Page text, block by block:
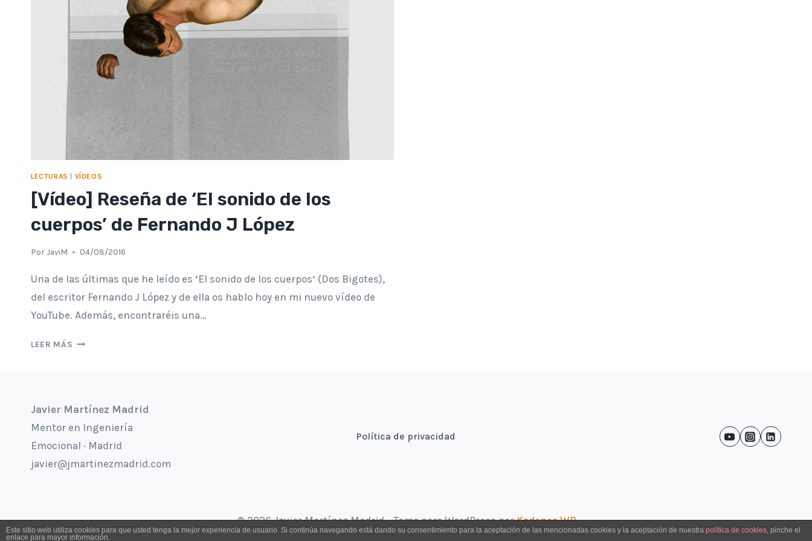
LECTURAS | VÍDEOS
[Vídeo] Reseña de ‘El sonido de los
cuerpos’ de Fernando J López
Por JaviM 04/08/2016
Una de las últimas que he leído es ‘El sonido de los cuerpos‘ (Dos Bigotes),
del escritor Fernando J López y de ella os hablo hoy en mi nuevo vídeo de
YouTube. Además, encontraréis una…
LEER MÁS [VÍDEO]
DE
LOS
CUERPOS’
Javier Martínez Madrid
Mentor en Ingeniería
Emocional · Madrid
javier@jmartinezmadrid.com
Política de privacidad
© 2026 Javier Martínez Madrid - Tema para WordPress porKadence WP
Este sitio web utiliza cookies para que usted tenga la mejor experiencia de usuario. Si continúa navegando está dando su consentimiento para la aceptación de las mencionadas cookies y la aceptación de nuestra política de cookies, pinche el
enlace para mayor información.